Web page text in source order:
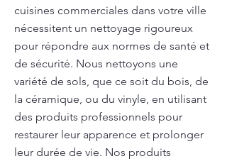
cuisines commerciales dans votre ville
nécessitent un nettoyage rigoureux
pour répondre aux normes de santé et
de sécurité. Nous nettoyons une
variété de sols, que ce soit du bois, de
la céramique, ou du vinyle, en utilisant
des produits professionnels pour
restaurer leur apparence et prolonger
leur durée de vie. Nos produits